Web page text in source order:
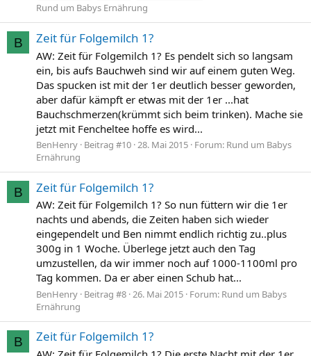
Rund um Babys Ernährung
B Zeit für Folgemilch 1?
AW: Zeit für Folgemilch 1? Es pendelt sich so langsam
ein, bis aufs Bauchweh sind wir auf einem guten Weg.
Das spucken ist mit der 1er deutlich besser geworden,
aber dafür kämpft er etwas mit der 1er ...hat
Bauchschmerzen(krümmt sich beim trinken). Mache sie
jetzt mit Fencheltee hoffe es wird...
BenHenry Beitrag #10 28. Mai 2015 Forum: Rund um Babys
Ernährung
B Zeit für Folgemilch 1?
AW: Zeit für Folgemilch 1? So nun füttern wir die 1er
nachts und abends, die Zeiten haben sich wieder
eingependelt und Ben nimmt endlich richtig zu..plus
300g in 1 Woche. Überlege jetzt auch den Tag
umzustellen, da wir immer noch auf 1000-1100ml pro
Tag kommen. Da er aber einen Schub hat...
BenHenry Beitrag #8 26. Mai 2015 Forum: Rund um Babys
Ernährung
B Zeit für Folgemilch 1?